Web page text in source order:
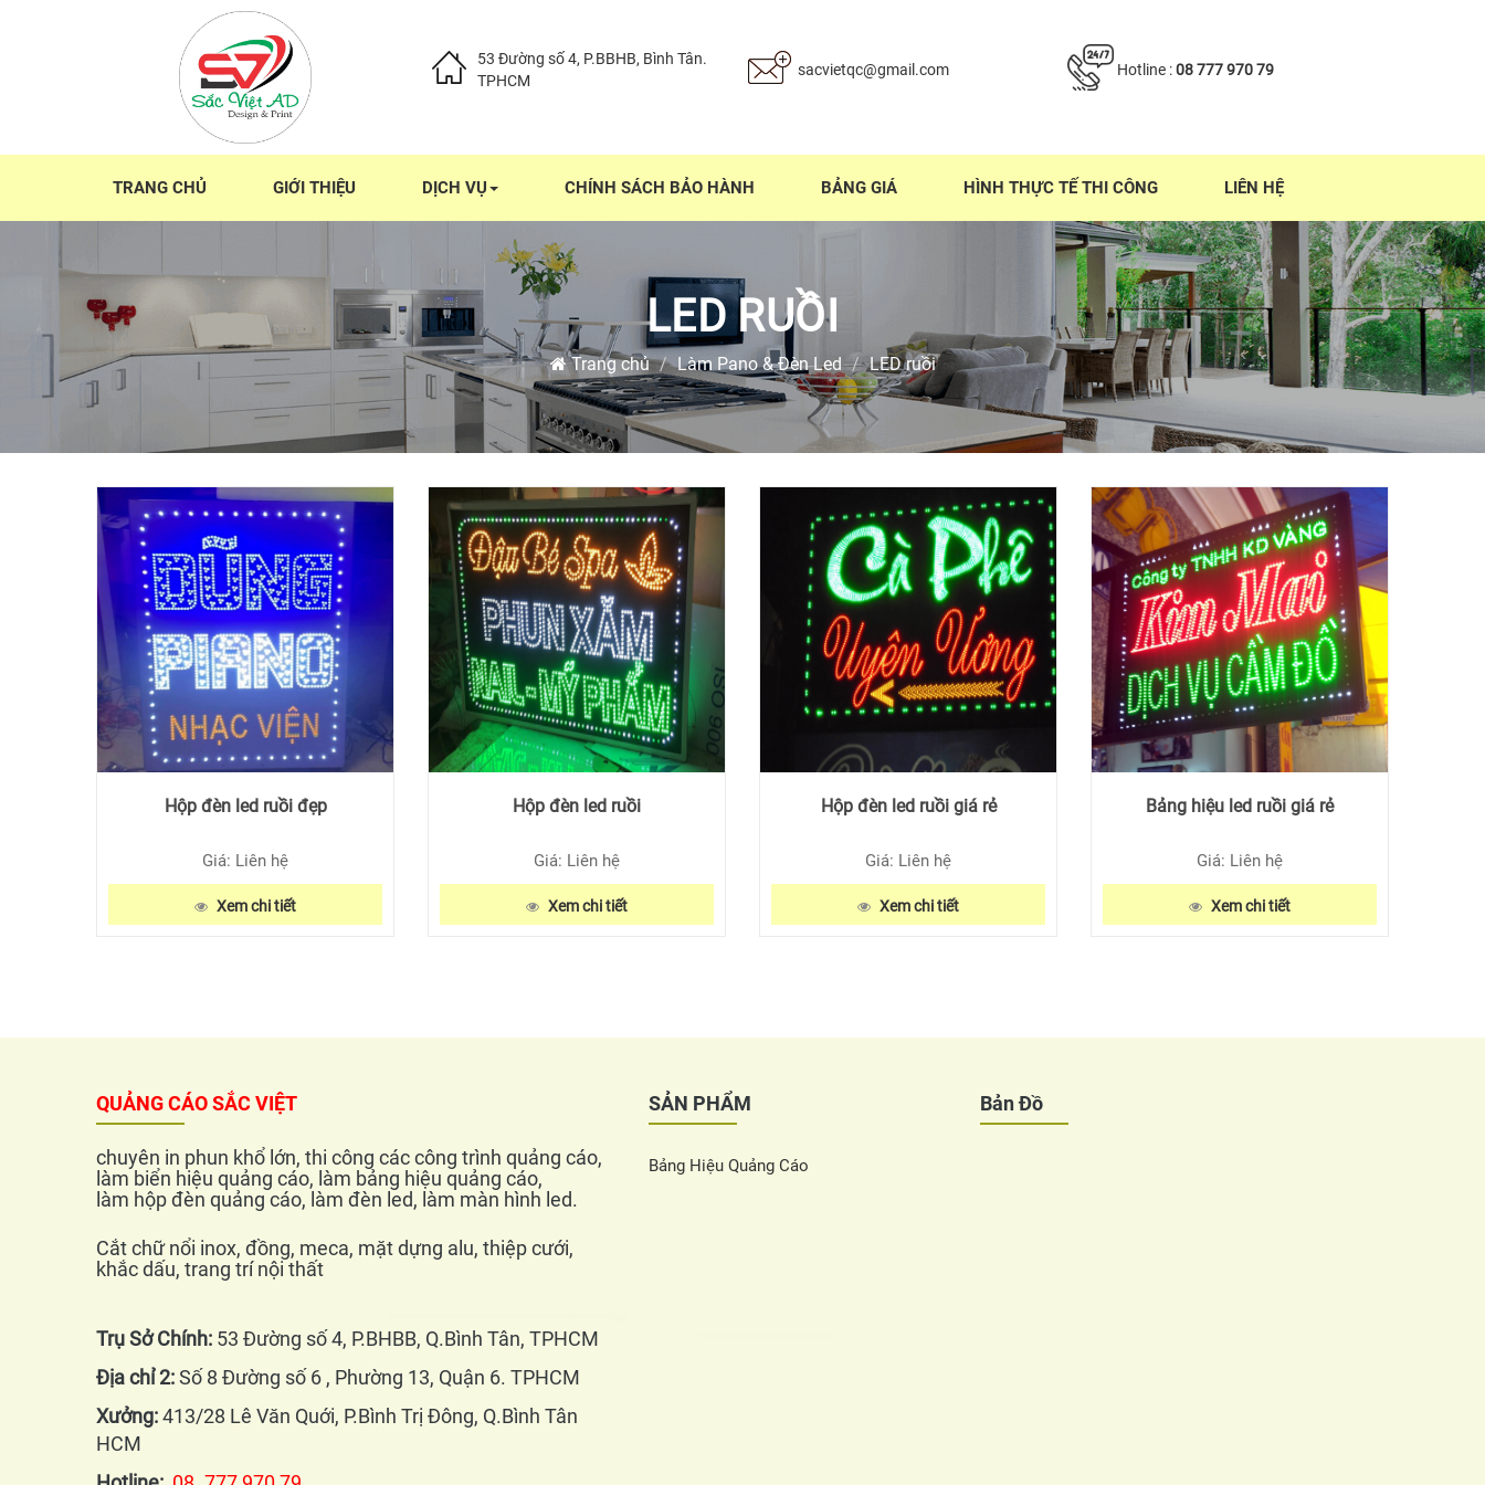
53 Đường số 4, P.BBHB, Bình Tân.
TPHCM
sacvietqc@gmail.com Hotline :08 777 970 79
TRANG CHỦ GIỚI THIỆU DỊCH VỤ CHÍNH SÁCH BẢO HÀNH BẢNG GIÁ HÌNH THỰC TẾ THI CÔNG LIÊN HỆ
LED RUỒI
Trang chủ Làm Pano & Đèn Led LED ruồi
Hộp đèn led ruồi đẹp
Giá: Liên hệ
Xem chi tiết
Hộp đèn led ruồi
Giá: Liên hệ
Xem chi tiết
Hộp đèn led ruồi giá rẻ
Giá: Liên hệ
Xem chi tiết
Bảng hiệu led ruồi giá rẻ
Giá: Liên hệ
Xem chi tiết
QUẢNG CÁO SẮC VIỆT
chuyên in phun khổ lớn, thi công các công trình quảng cáo,
làm biển hiệu quảng cáo, làm bảng hiệu quảng cáo,
làm hộp đèn quảng cáo, làm đèn led, làm màn hình led.
Cắt chữ nổi inox, đồng, meca, mặt dựng alu, thiệp cưới,
khắc dấu, trang trí nội thất
Trụ Sở Chính: 53 Đường số 4, P.BHBB, Q.Bình Tân, TPHCM
Địa chỉ 2:Số 8 Đường số 6 , Phường 13, Quận 6. TPHCM
Xưởng:413/28 Lê Văn Quới, P.Bình Trị Đông, Q.Bình Tân
HCM
SẢN PHẨM
Bảng Hiệu Quảng Cáo
Bản Đồ